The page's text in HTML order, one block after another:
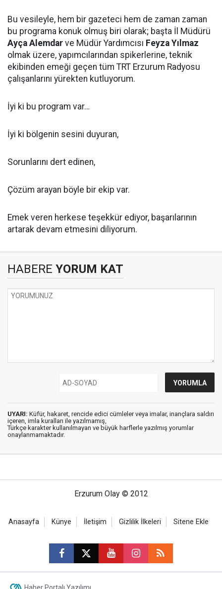
Bu vesileyle, hem bir gazeteci hem de zaman zaman
bu programa konuk olmuş biri olarak; başta İl Müdürü
Ayça Alemdar ve Müdür Yardımcısı Feyza Yılmaz
olmak üzere, yapımcılarından spikerlerine, teknik
ekibinden emeği geçen tüm TRT Erzurum Radyosu
çalışanlarını yürekten kutluyorum.
İyi ki bu program var…
İyi ki bölgenin sesini duyuran,
Sorunlarını dert edinen,
Çözüm arayan böyle bir ekip var.
Emek veren herkese teşekkür ediyor, başarılarının
artarak devam etmesini diliyorum.
HABERE YORUM KAT
UYARI: Küfür, hakaret, rencide edici cümleler veya imalar, inançlara saldırı
içeren, imla kuralları ile yazılmamış,
Türkçe karakter kullanılmayan ve büyük harflerle yazılmış yorumlar
onaylanmamaktadır.
Erzurum Olay © 2012
Anasayfa Künye İletişim Gizlilik İlkeleri Sitene Ekle